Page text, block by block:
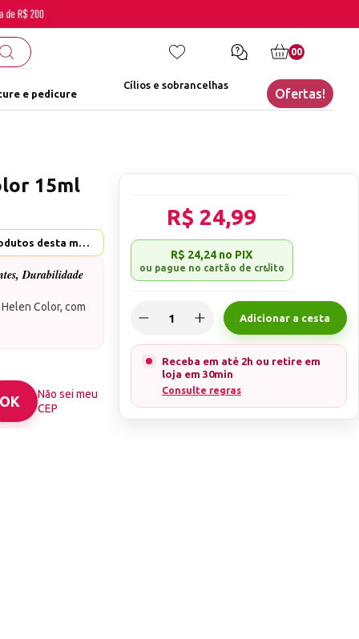
00
e pedicure
Cílios e sobrancelhas
Ofertas!
15ml
Helen Color - Ver mais produtos desta marca
Durabilidade
Color, com
e super
tendências
super
Não sei meu
CEP
R$ 24,99
R$ 24,24 no PIX
Adicionar a cesta
Receba em até 2h ou retire em
loja em 30min
Consulte regras